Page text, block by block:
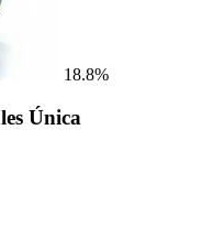
18.8%
Única